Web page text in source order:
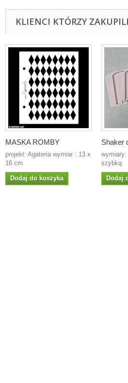
KLIENCI KTÓRZY
MASKA ROMBY
projekt: Agateria wymiar : 13 x
16 cm
Dodaj do koszyka
Shaker
szybką
Dodaj